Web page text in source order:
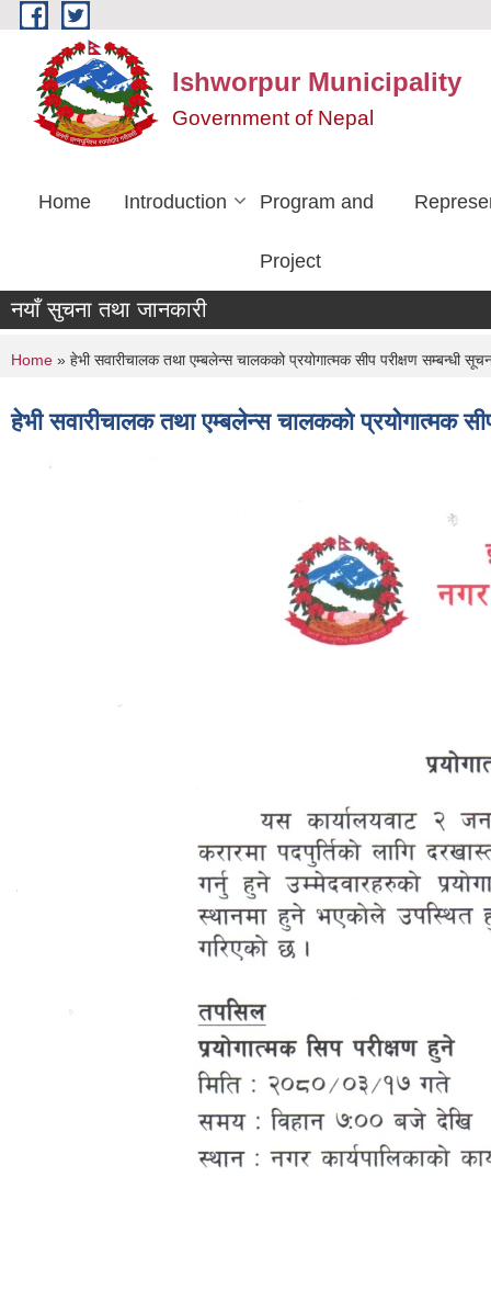
Skip to main content
Ishworpur Municipality
Government of Nepal
Home Introduction Program and
Project
नयाँ सुचना तथा जानकारी
You are here
Home » हेभी सवारीचालक तथा एम्बलेन्स चालकको प्रयोगात्मक सीप परीक्षण सम्बन्धी
हेभी सवारीचालक तथा एम्बलेन्स चालकको प्रयोगात्मक